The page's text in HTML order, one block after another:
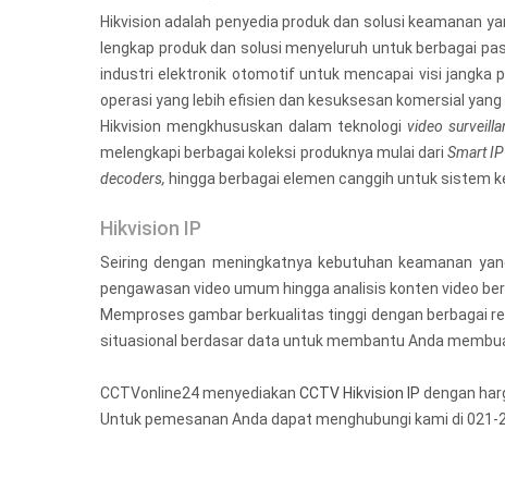
Hikvision adalah penyedia produk dan solusi keamanan
lengkap produk dan solusi menyeluruh untuk berbagai
industri elektronik otomotif untuk mencapai visi jangka
operasi yang lebih efisien dan kesuksesan komersial yang
Hikvision mengkhususkan dalam teknologi video
melengkapi berbagai koleksi produknya mulai dari Smart
decoders, hingga berbagai elemen canggih untuk sistem
Hikvision IP
Seiring dengan meningkatnya kebutuhan keamanan
pengawasan video umum hingga analisis konten video
Memproses gambar berkualitas tinggi dengan berbagai
situasional berdasar data untuk membantu Anda
CCTVonline24 menyediakan CCTV Hikvision IP dengan
Untuk pemesanan Anda dapat menghubungi kami di 021-